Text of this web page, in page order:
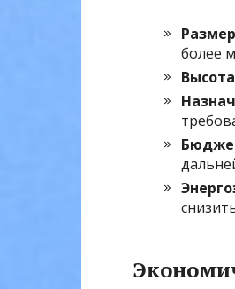
более